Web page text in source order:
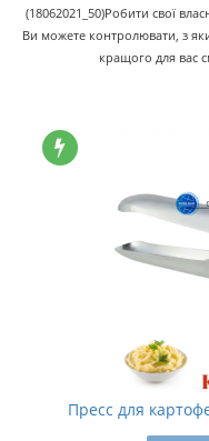
(18062021_50)Робити свої
Ви можете контролювати, з
кращого для вас
Пресс для